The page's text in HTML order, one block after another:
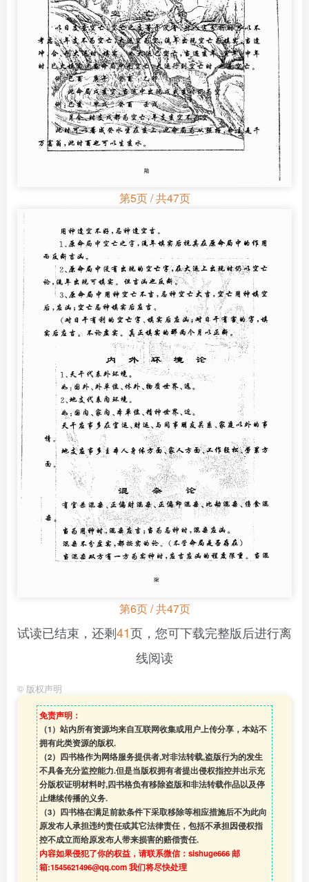
第5页 / 共47页
第6页 / 共47页
试读已结束，还剩41页，您可下载完整版后进行离
线阅读
© 版权声明
免责声明：
（1）站内所有资源均来自互联网收集或用户上传分享，本站不
拥有此类资源的版权.
（2）四书格作为网络服务提供者,对非法转载,盗版行为的发生
不具备充分监控能力.但是当版权拥有者提出侵权指控并出示充
分版权证明材料时,四书格负有移除盗版和非法转载作品以及停
止继续传播的义务.
（3）四书格在满足前款条件下采取移除等相应措施后不为此向
原发布人承担违约责任或其它法律责任，包括不承担因侵权指
控不成立而给原发布人带来损害的赔偿责任.
内容如果侵犯了你的权益，请联系微信：sishuge666 邮
箱:1545621496@qq.com 我们将尽快处理